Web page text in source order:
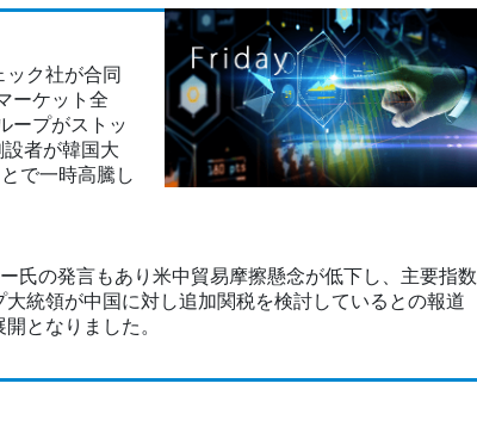
ク社が合同
ーケット全
ープがストッ
者が韓国大
で一時高騰し
氏の発言もあり米中貿易摩擦懸念が低下し、主要指数
統領が中国に対し追加関税を検討しているとの報道
となりました。